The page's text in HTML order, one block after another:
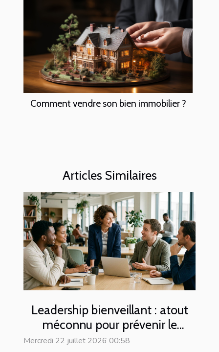
Comment vendre son bien immobilier ?
Articles Similaires
Leadership bienveillant : atout
méconnu pour prévenir le
turnover
Mercredi 22 juillet 2026 00:58